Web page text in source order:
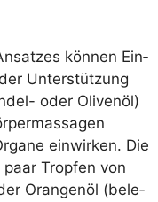
kön­nen Ein­
Unter­stüt­zung
oder Oli­ven­öl)
ein­wir­ken. Die
Trop­fen von
Oran­gen­öl (bele­